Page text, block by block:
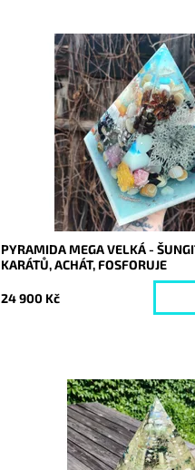
Dostupnost:
Vyprodáno
8363
PYRAMIDA MEGA VELKÁ -
KARÁTŮ, ACHÁT, FOSFORUJE
24 900 Kč
Dostupnost:
Skladem
8761